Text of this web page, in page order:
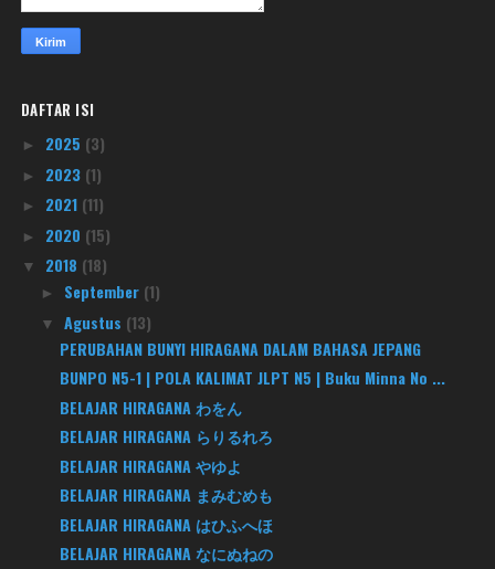
DAFTAR ISI
► 2025 (3)
► 2023 (1)
► 2021 (11)
► 2020 (15)
▼ 2018 (18)
► September (1)
▼ Agustus (13)
PERUBAHAN BUNYI HIRAGANA DALAM BAHASA JEPANG
BUNPO N5-1 | POLA KALIMAT JLPT N5 | Buku Minna No ...
BELAJAR HIRAGANA わをん
BELAJAR HIRAGANA らりるれろ
BELAJAR HIRAGANA やゆよ
BELAJAR HIRAGANA まみむめも
BELAJAR HIRAGANA はひふへほ
BELAJAR HIRAGANA なにぬねの